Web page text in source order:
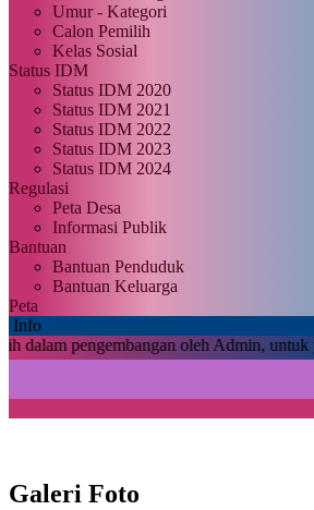
Umur - Kategori
Calon Pemilih
Kelas Sosial
Status IDM
Status IDM 2020
Status IDM 2021
Status IDM 2022
Status IDM 2023
Status IDM 2024
Regulasi
Peta Desa
Informasi Publik
Bantuan
Bantuan Penduduk
Bantuan Keluarga
Peta
Info
pengembangan oleh Admin, untuk yang
Galeri Foto